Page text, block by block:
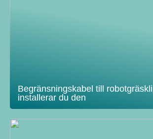
Begränsningskabel till
installerar du den